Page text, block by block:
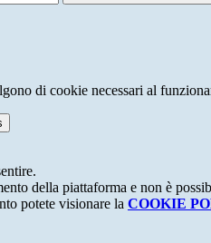
di cookie necessari al
della piattaforma e non è
potete visionare la COOKIE